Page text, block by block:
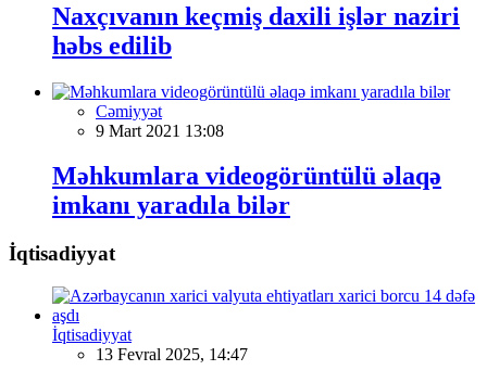
Naxçıvanın keçmiş daxili işlər naziri
həbs edilib
Cəmiyyət
9 Mart 2021 13:08
Məhkumlara videogörüntülü əlaqə
imkanı yaradıla bilər
İqtisadiyyat
İqtisadiyyat
13 Fevral 2025, 14:47